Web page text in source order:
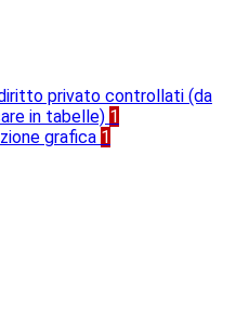
privato controllati (da
in tabelle) 1
grafica 1